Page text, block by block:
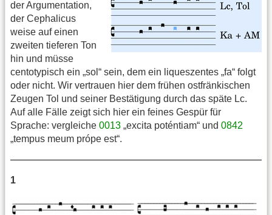
der Argumentation,
der Cephalicus
weise auf einen
zweiten tieferen Ton
hin und müsse
centotypisch ein „sol“ sein, dem ein liqueszentes „fa“ folgt
oder nicht. Wir vertrauen hier dem frühen ostfränkischen
Zeugen Tol und seiner Bestätigung durch das späte Lc.
Auf alle Fälle zeigt sich hier ein feines Gespür für
Sprache: vergleiche 0013 „excita poténtiam“ und 0842
„tempus meum própe est“.
1